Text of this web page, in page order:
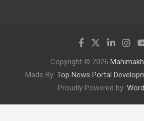
Copyright © 2026
Made By: Top News Portal
Proudly Powered by: